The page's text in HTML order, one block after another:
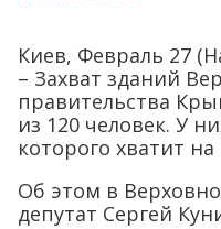
Киев, Февраль 27
– Захват зданий
правительства
из 120 человек. У
которого хватит
Об этом в
депутат Сергей